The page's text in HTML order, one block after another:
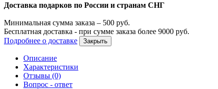
Доставка подарков по России и странам СНГ
Минимальная сумма заказа – 500 руб.
Бесплатная доставка - при сумме заказа более 9000 руб.
Подробнее о доставке
Закрыть
Описание
Характеристики
Отзывы (0)
Вопрос - ответ